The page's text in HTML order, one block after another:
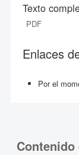
Texto
PDF
Enlaces
Por el
Contenido